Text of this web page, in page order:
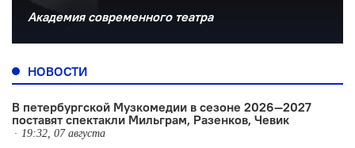
Академия современного театра
НОВОСТИ
В петербургской Музкомедии в сезоне 2026—2027
поставят спектакли Мильграм, Разенков, Чевик
19:32, 07 августа